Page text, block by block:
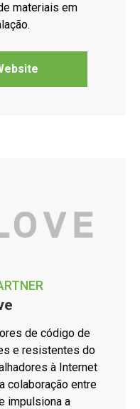
materiais em
de código de
e resistentes do
à Internet
colaboração entre
impulsiona a